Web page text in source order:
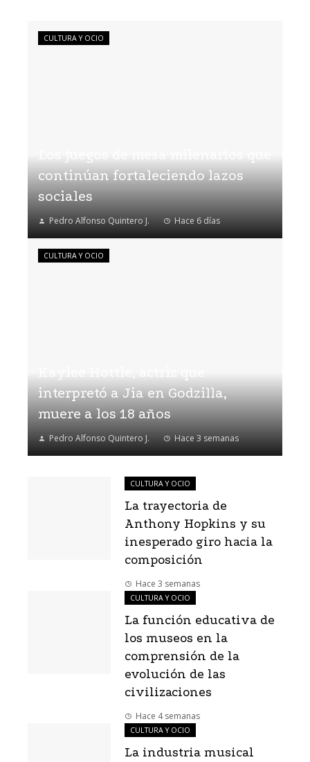
continúan fortaleciendo lazos
sociales
Pedro Alfonso Quintero J. Hace 6 días
CULTURA Y OCIO
interpretó a Jia en Godzilla,
muere a los 18 años
Pedro Alfonso Quintero J. Hace 3 semanas
CULTURA Y OCIO
CULTURA Y OCIO
La trayectoria de
Anthony Hopkins y su
inesperado giro hacia la
composición
Hace 3 semanas
CULTURA Y OCIO
La función educativa de
los museos en la
comprensión de la
evolución de las
civilizaciones
Hace 4 semanas
CULTURA Y OCIO
La industria musical